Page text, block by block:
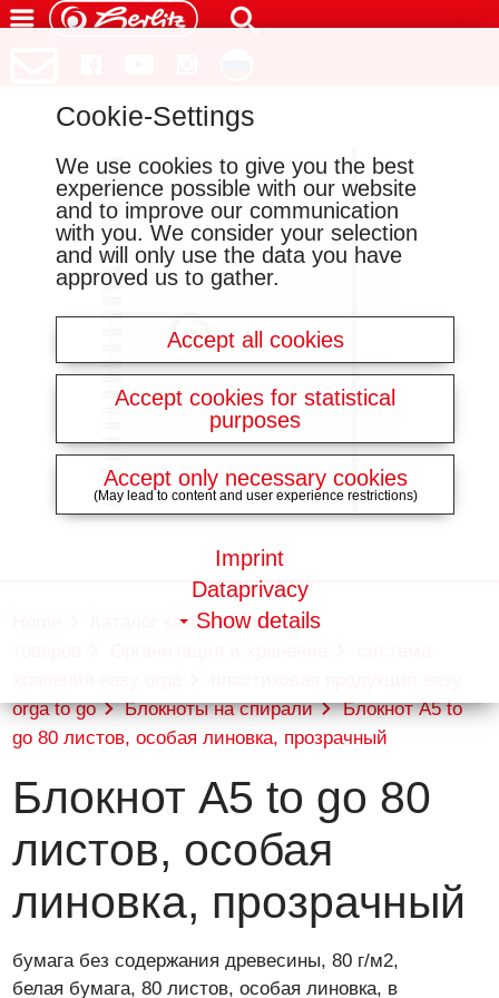
Каталог канцелярских
orga to go
Блокноты на спирали
Блокнот A5 to
go 80 листов, особая линовка, прозрачный
Блокнот A5 to go 80
листов, особая
линовка, прозрачный
бумага без содержания древесины, 80 г/м2,
белая бумага, 80 листов, особая линовка, в
Cookie-Settings
We use cookies to give you the best
experience possible with our website
and to improve our communication
with you. We consider your selection
and will only use the data you have
approved us to gather.
Accept all cookies
Accept cookies for statistical
purposes
Accept only necessary cookies
(May lead to content and user experience restrictions)
Show details
Dataprivacy
Imprint